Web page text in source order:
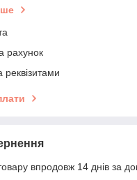
рахунок
впродовж 14 днів за